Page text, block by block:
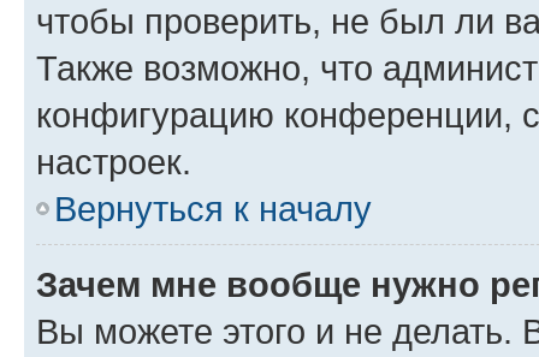
чтобы проверить, не был ли
Также возможно, что
конфигурацию конференции,
настроек.
Вернуться к началу
Зачем мне вообще нужно
Вы можете этого и не делать.